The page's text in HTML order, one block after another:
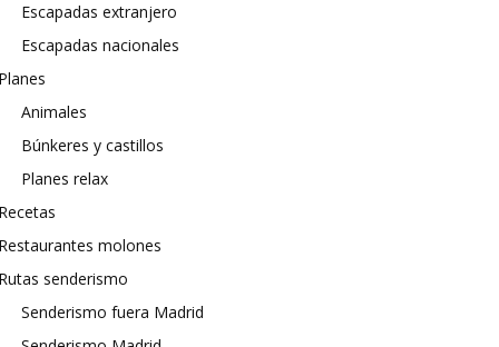
Escapadas extranjero
Escapadas nacionales
Animales
Búnkeres y castillos
Planes relax
molones
senderismo
Senderismo fuera Madrid